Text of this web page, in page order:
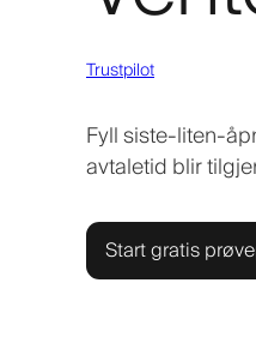
Trustpilot
Fyll siste-liten-
avtaletid blir
Start gratis